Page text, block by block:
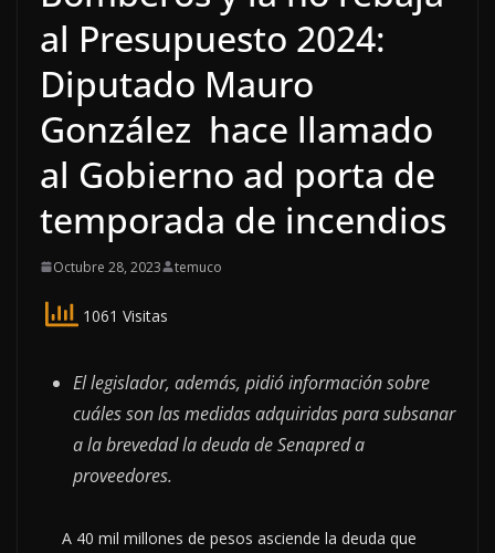
al Presupuesto 2024:
Diputado Mauro
González hace llamado
al Gobierno ad porta de
temporada de incendios
Octubre 28, 2023 temuco
1061 Visitas
El legislador, además, pidió información sobre
cuáles son las medidas adquiridas para subsanar
a la brevedad la deuda de Senapred a
proveedores.
A 40 mil millones de pesos asciende la deuda que